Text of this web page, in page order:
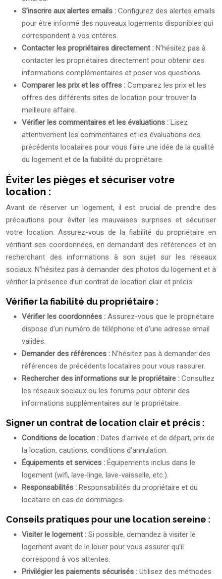
S’inscrire aux alertes emails : Configurez des alertes emails
pour être informé des nouveaux logements disponibles qui
correspondent à vos critères.
Contacter les propriétaires directement : N’hésitez pas à
contacter les propriétaires directement pour obtenir des
informations complémentaires et poser vos questions.
Comparer les prix et les offres : Comparez les prix et les
offres des différents sites de location pour trouver la
meilleure affaire.
Vérifier les commentaires et les évaluations : Lisez
attentivement les commentaires et les évaluations des
précédents locataires pour vous faire une idée de la qualité
du logement et de la fiabilité du propriétaire.
Éviter les pièges et sécuriser votre
location :
Avant de réserver un logement, il est crucial de prendre des
précautions pour éviter les mauvaises surprises et sécuriser
votre location. Assurez-vous de la fiabilité du propriétaire en
vérifiant ses coordonnées, en demandant des références et en
recherchant des informations à son sujet sur les réseaux
sociaux. N’hésitez pas à demander des photos du logement et à
vérifier la présence d’un contrat de location clair et précis.
Vérifier la fiabilité du propriétaire :
Vérifier les coordonnées : Assurez-vous que le propriétaire
dispose d’un numéro de téléphone et d’une adresse email
valides.
Demander des références : N’hésitez pas à demander des
références de précédents locataires pour vous rassurer.
Rechercher des informations sur le propriétaire : Consultez
les réseaux sociaux ou les forums pour obtenir des
informations supplémentaires sur le propriétaire.
Signer un contrat de location clair et précis :
Conditions de location : Dates d’arrivée et de départ, prix de
la location, cautions, conditions d’annulation.
Équipements et services : Équipements inclus dans le
logement (wifi, lave-linge, lave-vaisselle, etc.).
Responsabilités : Responsabilités du propriétaire et du
locataire en cas de dommages.
Conseils pratiques pour une location sereine :
Visiter le logement : Si possible, demandez à visiter le
logement avant de le louer pour vous assurer qu’il
correspond à vos attentes.
Privilégier les paiements sécurisés : Utilisez des méthodes